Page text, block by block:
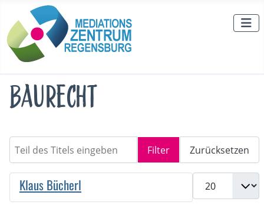
Baurecht
Teil des Titels eingeben Filter Zurücksetzen
Anzeige #
Klaus Bücherl